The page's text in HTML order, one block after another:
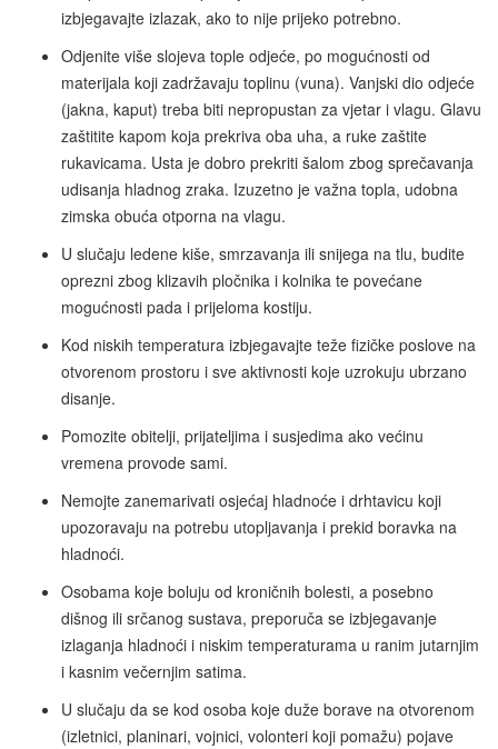
izbjegavajte izlazak, ako to nije prijeko potrebno.
Odjenite više slojeva tople odjeće, po mogućnosti od
materijala koji zadržavaju toplinu (vuna). Vanjski dio odjeće
(jakna, kaput) treba biti nepropustan za vjetar i vlagu. Glavu
zaštitite kapom koja prekriva oba uha, a ruke zaštite
rukavicama. Usta je dobro prekriti šalom zbog sprečavanja
udisanja hladnog zraka. Izuzetno je važna topla, udobna
zimska obuća otporna na vlagu.
U slučaju ledene kiše, smrzavanja ili snijega na tlu, budite
oprezni zbog klizavih pločnika i kolnika te povećane
mogućnosti pada i prijeloma kostiju.
Kod niskih temperatura izbjegavajte teže fizičke poslove na
otvorenom prostoru i sve aktivnosti koje uzrokuju ubrzano
disanje.
Pomozite obitelji, prijateljima i susjedima ako većinu
vremena provode sami.
Nemojte zanemarivati osjećaj hladnoće i drhtavicu koji
upozoravaju na potrebu utopljavanja i prekid boravka na
hladnoći.
Osobama koje boluju od kroničnih bolesti, a posebno
dišnog ili srčanog sustava, preporuča se izbjegavanje
izlaganja hladnoći i niskim temperaturama u ranim jutarnjim
i kasnim večernjim satima.
U slučaju da se kod osoba koje duže borave na otvorenom
(izletnici, planinari, vojnici, volonteri koji pomažu) pojave